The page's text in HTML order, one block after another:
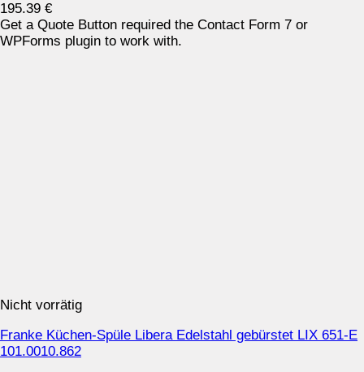
195.39 €
Get a Quote Button required the Contact Form 7 or
WPForms plugin to work with.
Nicht vorrätig
Franke Küchen-Spüle Libera Edelstahl gebürstet LIX 651-E
101.0010.862